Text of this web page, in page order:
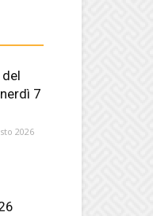
7
2026